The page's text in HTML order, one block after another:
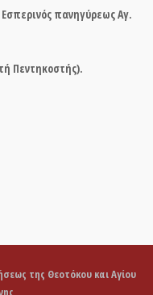
πανηγύρεως Αγ.
Πεντηκοστής).
της Θεοτόκου και Αγίου